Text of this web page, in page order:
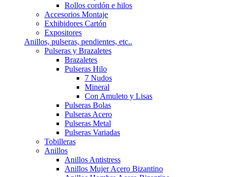
Rollos cordón e hilos
Accesorios Montaje
Exhibidores Cartón
Expositores
Anillos, pulseras, pendientes, etc..
Pulseras y Brazaletes
Brazaletes
Pulseras Hilo
7 Nudos
Mineral
Con Amuleto y Lisas
Pulseras Bolas
Pulseras Acero
Pulseras Metal
Pulseras Variadas
Tobilleras
Anillos
Anillos Antistress
Anillos Mujer Acero Bizantino